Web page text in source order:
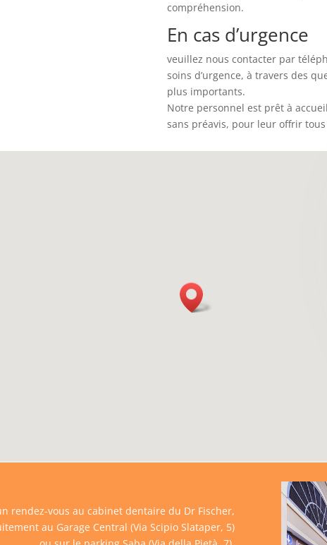
compréhension.
En cas d’urgence
veuillez nous contacter par
soins d’urgence, à travers des
plus importants.
Notre personnel est prêt à
sans préavis, pour leur offrir tous
rendez-vous au cabinet dentaire du Dr Fischer,
au Garage Central (Via Scipio Slataper, 5)